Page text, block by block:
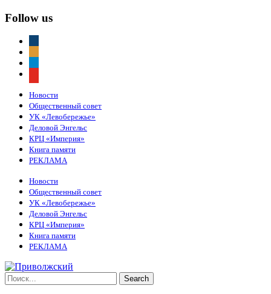
Follow us
Новости
Общественный совет
УК «Левобережье»
Деловой Энгельс
КРЦ «Империя»
Книга памяти
РЕКЛАМА
Новости
Общественный совет
УК «Левобережье»
Деловой Энгельс
КРЦ «Империя»
Книга памяти
РЕКЛАМА